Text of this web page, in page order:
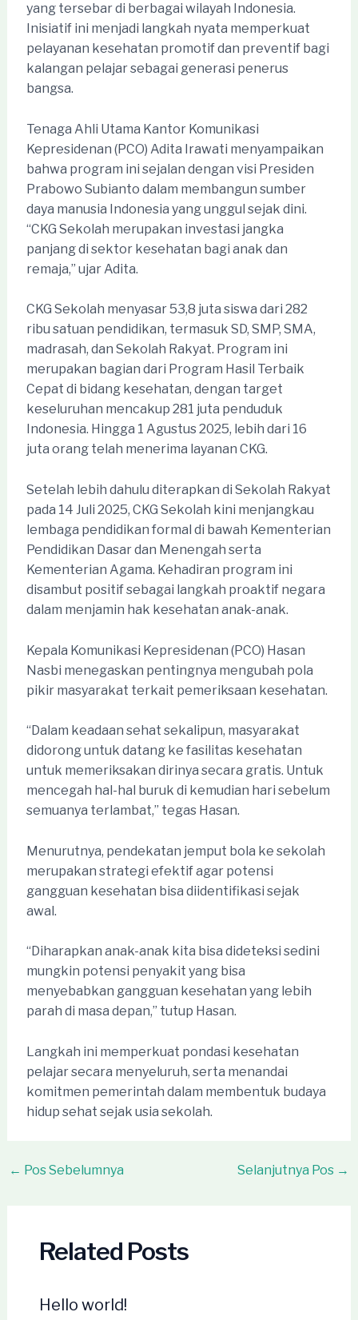
yang tersebar di berbagai wilayah Indonesia.
Inisiatif ini menjadi langkah nyata memperkuat
pelayanan kesehatan promotif dan preventif bagi
kalangan pelajar sebagai generasi penerus
bangsa.
Tenaga Ahli Utama Kantor Komunikasi
Kepresidenan (PCO) Adita Irawati menyampaikan
bahwa program ini sejalan dengan visi Presiden
Prabowo Subianto dalam membangun sumber
daya manusia Indonesia yang unggul sejak dini.
“CKG Sekolah merupakan investasi jangka
panjang di sektor kesehatan bagi anak dan
remaja,” ujar Adita.
CKG Sekolah menyasar 53,8 juta siswa dari 282
ribu satuan pendidikan, termasuk SD, SMP, SMA,
madrasah, dan Sekolah Rakyat. Program ini
merupakan bagian dari Program Hasil Terbaik
Cepat di bidang kesehatan, dengan target
keseluruhan mencakup 281 juta penduduk
Indonesia. Hingga 1 Agustus 2025, lebih dari 16
juta orang telah menerima layanan CKG.
Setelah lebih dahulu diterapkan di Sekolah Rakyat
pada 14 Juli 2025, CKG Sekolah kini menjangkau
lembaga pendidikan formal di bawah Kementerian
Pendidikan Dasar dan Menengah serta
Kementerian Agama. Kehadiran program ini
disambut positif sebagai langkah proaktif negara
dalam menjamin hak kesehatan anak-anak.
Kepala Komunikasi Kepresidenan (PCO) Hasan
Nasbi menegaskan pentingnya mengubah pola
pikir masyarakat terkait pemeriksaan kesehatan.
“Dalam keadaan sehat sekalipun, masyarakat
didorong untuk datang ke fasilitas kesehatan
untuk memeriksakan dirinya secara gratis. Untuk
mencegah hal-hal buruk di kemudian hari sebelum
semuanya terlambat,” tegas Hasan.
Menurutnya, pendekatan jemput bola ke sekolah
merupakan strategi efektif agar potensi
gangguan kesehatan bisa diidentifikasi sejak
awal.
“Diharapkan anak-anak kita bisa dideteksi sedini
mungkin potensi penyakit yang bisa
menyebabkan gangguan kesehatan yang lebih
parah di masa depan,” tutup Hasan.
Langkah ini memperkuat pondasi kesehatan
pelajar secara menyeluruh, serta menandai
komitmen pemerintah dalam membentuk budaya
hidup sehat sejak usia sekolah.
Post
← Pos Sebelumnya Selanjutnya Pos →
Related Posts
Hello world!